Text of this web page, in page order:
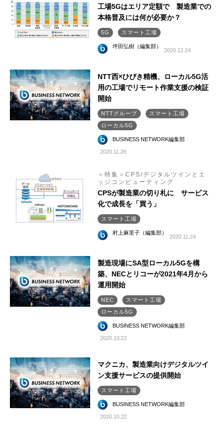
工場5Gはエリア定額で 製造業での
本格普及には何が必要か？
5G スマート工場
坪田弘樹（編集部）
2020.12.24
NTT西×ひびき精機、ローカル5G活
用の工場でリモート作業支援の検証
開始
NTTグループ
スマート工場
ローカル5G
BUSINESS NETWORK編集部
2020.11.26
＜特集＞CPS/デジタルツインとエ
ッジコンピューティング
CPSが製造業の切り札に サービス
化で成長を「買う」
スマート工場
村上麻里子（編集部）
2020.11.24
製造現場にSA型ローカル5Gを構
築、NECとリコーが2021年4月から
運用開始
NEC
スマート工場
ローカル5G
BUSINESS NETWORK編集部
2020.10.22
マクニカ、製造業向けデジタルツイ
ン支援サービスの提供開始
スマート工場
BUSINESS NETWORK編集部
2020.10.22